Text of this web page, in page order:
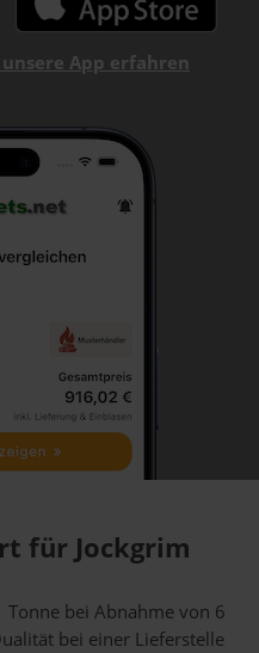
App erfahren
für Jockgrim
Tonne bei Abnahmevon 6
bei einer Lieferstelle